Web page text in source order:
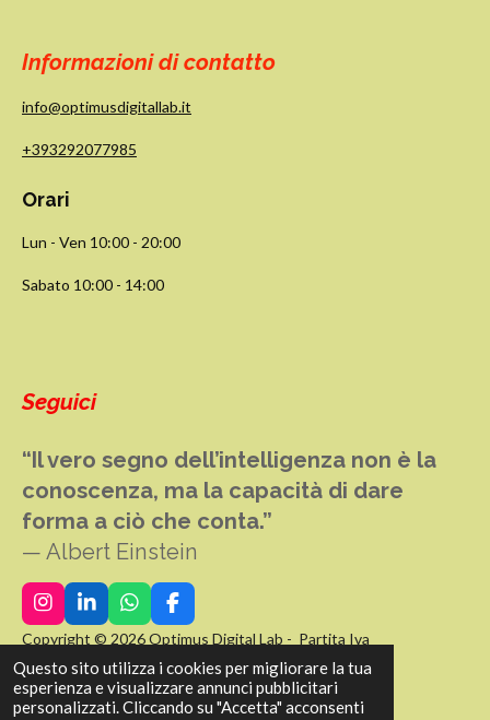
Questo sito utilizza i cookies per migliorare la tua
esperienza e visualizzare annunci pubblicitari
personalizzati. Cliccando su "Accetta" acconsenti
Informazioni di contatto
info@optimusdigitallab.it
+393292077985
Orari
Lun - Ven 10:00 - 20:00
Sabato 10:00 - 14:00
Seguici
“Il vero segno dell’intelligenza non è la
conoscenza, ma la capacità di dare
forma a ciò che conta.”
— Albert Einstein
I
n
s
t
a
g
L
i
n
k
e
d
W
h
a
t
s
A
F
a
c
e
b
o
Copyright © 2026 Optimus Digital Lab - Partita Iva
04299041204